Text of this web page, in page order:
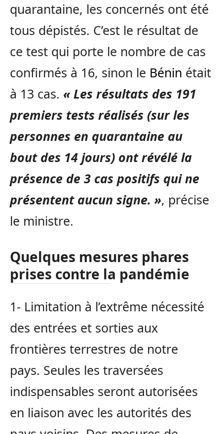
quarantaine, les concernés ont été
tous dépistés. C’est le résultat de
ce test qui porte le nombre de cas
confirmés à 16, sinon le Bénin était
à 13 cas. « Les résultats des 191
premiers tests réalisés (sur les
personnes en quarantaine au
bout des 14 jours) ont révélé la
présence de 3 cas positifs qui ne
présentent aucun signe. », précise
le ministre.
Quelques mesures phares
prises contre la pandémie
1- Limitation à l’extrême nécessité
des entrées et sorties aux
frontières terrestres de notre
pays. Seules les traversées
indispensables seront autorisées
en liaison avec les autorités des